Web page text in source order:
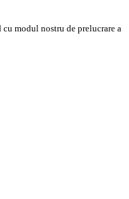
modul nostru de prelucrare a